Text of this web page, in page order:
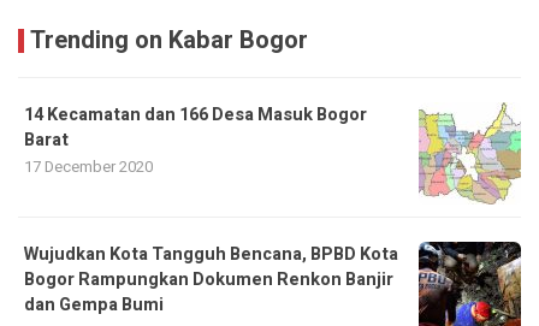
Trending on Kabar Bogor
14 Kecamatan dan 166 Desa Masuk Bogor
Barat
17 December 2020
​Wujudkan Kota Tangguh Bencana, BPBD Kota
Bogor Rampungkan Dokumen Renkon Banjir
dan Gempa Bumi